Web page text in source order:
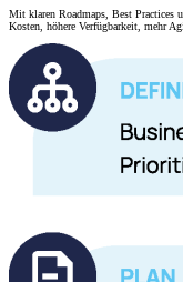
Mit klaren Roadmaps, Best Practices
Kosten, höhere Verfügbarkeit, mehr